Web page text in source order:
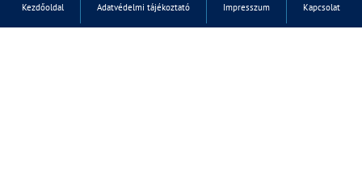
Kezdőoldal Adatvédelmi tájékoztató Impresszum Kapcsolat